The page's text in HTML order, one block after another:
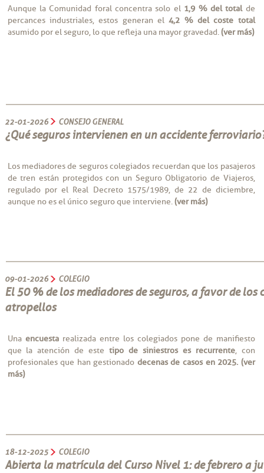
Aunque la Comunidad foral concentra solo el 1,9 % del totalde
percances industriales, estos generan el4,2 % del coste total
asumido por el seguro, lo que refleja una mayor gravedad.(ver más)
22-01-2026 CONSEJO GENERAL
¿Qué seguros intervienen en un accidente
Los mediadores de seguros colegiados recuerdan que los pasajeros
de tren están protegidos con un Seguro Obligatorio de Viajeros,
regulado por el Real Decreto 1575/1989, de 22 de diciembre,
aunque no es el único seguro que interviene.(ver más)
09-01-2026 COLEGIO
El 50 % de los mediadores de seguros, a favor de
atropellos
Una encuestarealizada entre los colegiados pone de manifiesto
que la atención de estetipo de siniestros es recurrente, con
profesionales que han gestionado decenas de casos en 2025. (ver
más)
18-12-2025 COLEGIO
Abierta la matrícula del Curso Nivel 1: de febrero a